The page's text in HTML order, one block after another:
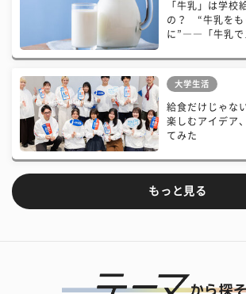
「牛乳」は学校
の？ “牛乳をも
に”――「牛乳で
大学生活
給食だけじゃな
楽しむアイデア
てみた
もっと見る